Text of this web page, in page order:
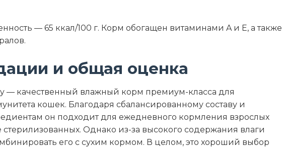
— 65 ккал/100 г. Корм обогащен витаминами A и E, а также
и общая оценка
— качественный влажный корм премиум-класса для
кошек. Благодаря сбалансированному составу и
он подходит для ежедневного кормления взрослых
стерилизованных. Однако из-за высокого содержания влаги
его с сухим кормом. В целом, это хороший выбор